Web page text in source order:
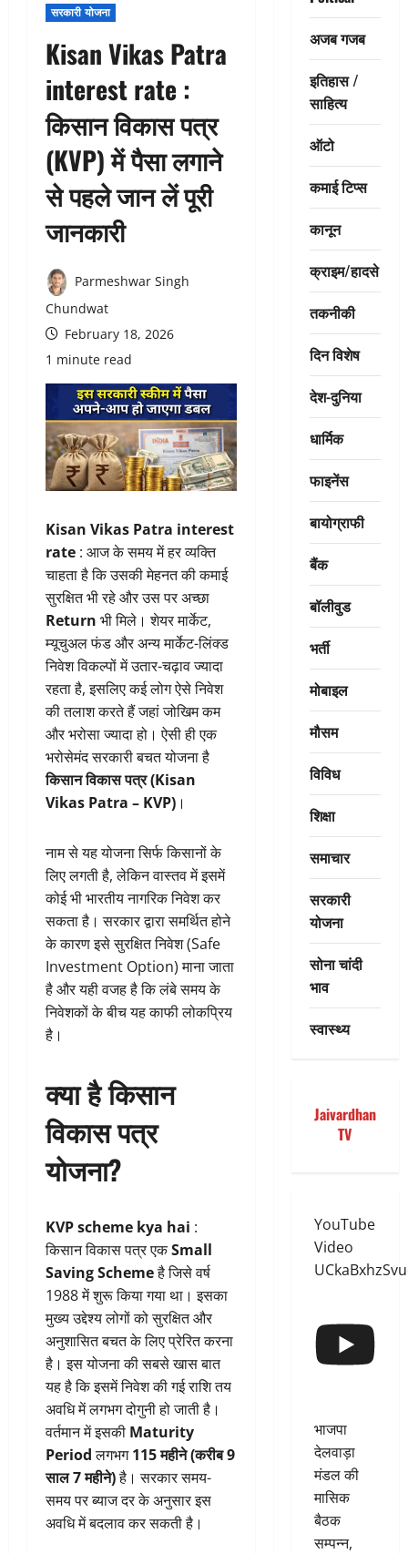
सरकारी योजना
Kisan Vikas Patra
interest rate :
किसान विकास पत्र
(KVP) में पैसा लगाने
से पहले जान लें पूरी
जानकारी
Parmeshwar Singh
Chundwat
February 18, 2026
1 minute read
Kisan Vikas Patra interest
rate : आज के समय में हर व्यक्ति
चाहता है कि उसकी मेहनत की कमाई
सुरक्षित भी रहे और उस पर अच्छा
Return भी मिले। शेयर मार्केट,
म्यूचुअल फंड और अन्य मार्केट-लिंक्ड
निवेश विकल्पों में उतार-चढ़ाव ज्यादा
रहता है, इसलिए कई लोग ऐसे निवेश
की तलाश करते हैं जहां जोखिम कम
और भरोसा ज्यादा हो। ऐसी ही एक
भरोसेमंद सरकारी बचत योजना है
किसान विकास पत्र (Kisan
Vikas Patra – KVP) ।
नाम से यह योजना सिर्फ किसानों के
लिए लगती है, लेकिन वास्तव में इसमें
कोई भी भारतीय नागरिक निवेश कर
सकता है। सरकार द्वारा समर्थित होने
के कारण इसे सुरक्षित निवेश (Safe
Investment Option) माना जाता
है और यही वजह है कि लंबे समय के
निवेशकों के बीच यह काफी लोकप्रिय
है।
क्या है किसान
विकास पत्र
योजना?
KVP scheme kya hai :
किसान विकास पत्र एकSmall
Saving Schemeहै जिसे वर्ष
1988 में शुरू किया गया था। इसका
मुख्य उद्देश्य लोगों को सुरक्षित और
अनुशासित बचत के लिए प्रेरित करना
है। इस योजना की सबसे खास बात
यह है कि इसमें निवेश की गई राशि तय
अवधि में लगभग दोगुनी हो जाती है।
वर्तमान में इसकी Maturity
Periodलगभग115 महीने (करीब 9
साल 7 महीने)है। सरकार समय-
समय पर ब्याज दर के अनुसार इस
अवधि में बदलाव कर सकती है।
अजब गजब
इतिहास /
साहित्य
ऑटो
कमाई टिप्स
कानून
क्राइम/हादसे
तकनीकी
दिन विशेष
देश-दुनिया
धार्मिक
फाइनेंस
बायोग्राफी
बैंक
बॉलीवुड
भर्ती
मोबाइल
मौसम
विविध
शिक्षा
समाचार
सरकारी
योजना
सोना चांदी
भाव
स्वास्थ्य
Jaivardhan
TV
YouTube
Video
भाजपा
देलवाड़ा
मंडल की
मासिक
बैठक
सम्पन्न,